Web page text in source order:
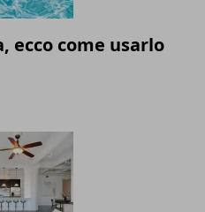
ecco come usarlo